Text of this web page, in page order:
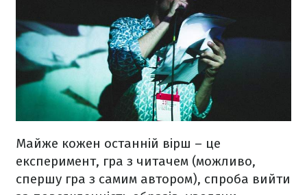
Майже кожен останній вірш – це
експеримент, гра з читачем (можливо,
спершу гра з самим автором), спроба вийти